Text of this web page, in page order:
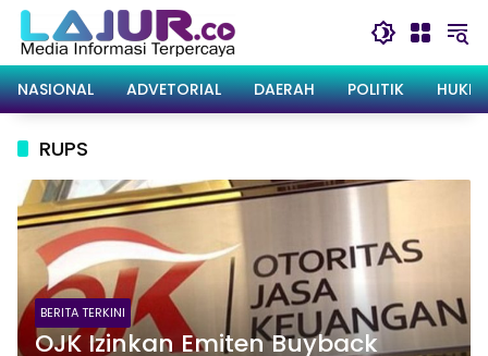
Langsung
konten
NASIONAL
ADVETORIAL DAERAH POLITIK
RUPS
BERITA TERKINI
OJK Izinkan Emiten Buyback